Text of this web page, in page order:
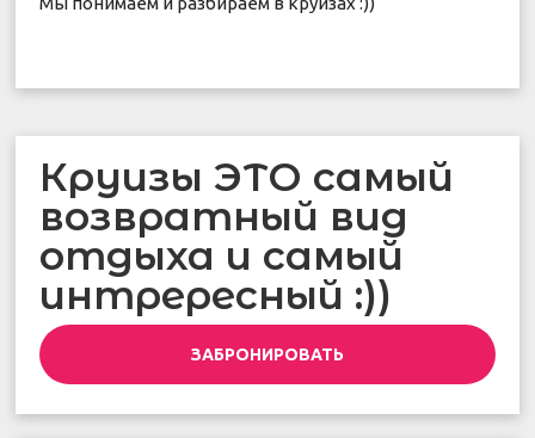
Круизы ЭТО самый
возвратный вид
отдыха и самый
интрересный :))
ЗАБРОНИРОВАТЬ